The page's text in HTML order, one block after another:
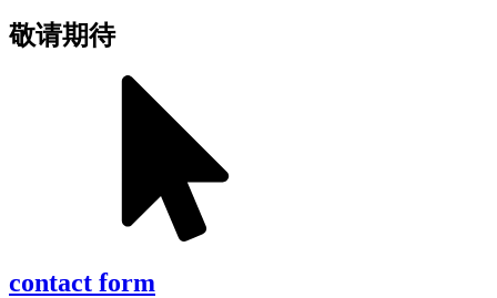
敬请期待
contact form